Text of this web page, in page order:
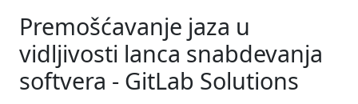
Premošćavanje jaza u
vidljivosti lanca snabdevanja
softvera - GitLab Solutions